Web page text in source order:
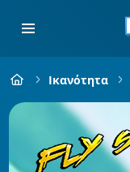
Ικανότητα